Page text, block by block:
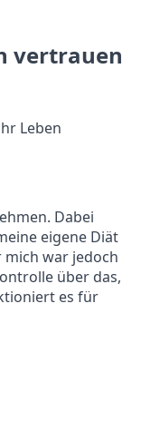
vertrauen
Leben
Dabei
eigene Diät
war jedoch
über das,
es für